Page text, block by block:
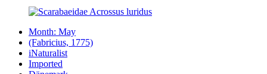
Month: May
(Fabricius, 1775)
iNaturalist
Imported